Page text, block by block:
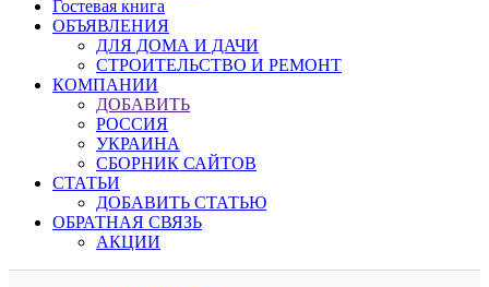
Гостевая книга
ОБЪЯВЛЕНИЯ
ДЛЯ ДОМА И ДАЧИ
СТРОИТЕЛЬСТВО И РЕМОНТ
КОМПАНИИ
ДОБАВИТЬ
РОССИЯ
УКРАИНА
СБОРНИК САЙТОВ
СТАТЬИ
ДОБАВИТЬ СТАТЬЮ
ОБРАТНАЯ СВЯЗЬ
АКЦИИ